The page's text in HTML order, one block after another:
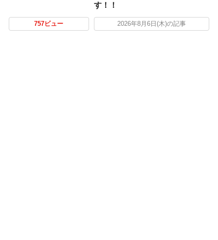
す！！
757ビュー 2026年8月6日(木)の記事